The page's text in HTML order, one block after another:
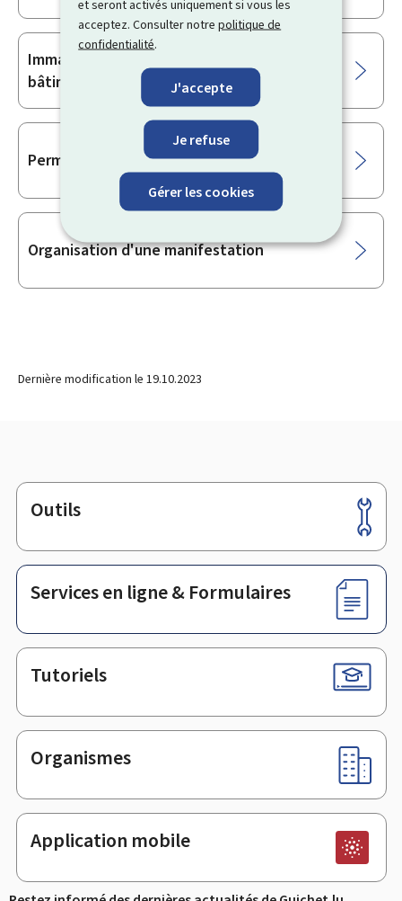
et seront activés uniquement si vous les
acceptez. Consulter notrepolitique de
confidentialité.
J'accepte
Je refuse
Gérer les cookies
Immatriculation et identification d'un
bâtiment de plaisance
Permis de navigation
Organisation d'une manifestation
Dernière modification le 19.10.2023
Pied
de
page
Outils
Services en ligne & Formulaires
Tutoriels
Organismes
Application mobile